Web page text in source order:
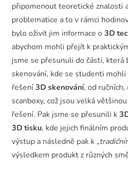
připomenout teoretické znalosti
problematice a to v rámci
bylo oživit jim informace o3D
abychom mohli přejít k
jsme se přesunuli do části, která
skenování, kde se studenti
řešení3D skenování, od
scanboxy, což jsou velká
řešení. Pak jsme se přesunili k
3D tisku, kde jejich finálním
výstup a následně pak k „
výsledkem produkt z různých